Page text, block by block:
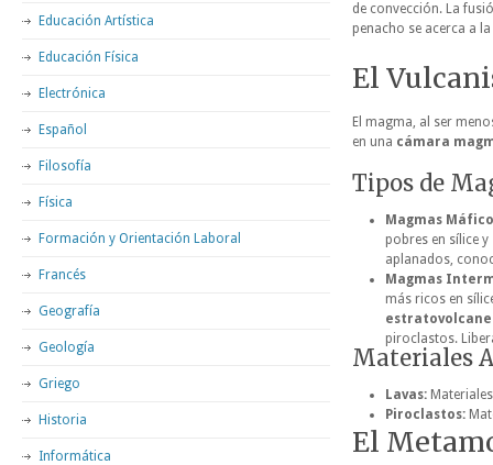
de convección. La
penacho se acerca a
El
El magma, al ser
en una cámara
Tipos de
Magmas
pobres en sílice
aplanados,
Magmas
más ricos en
piroclastos.
Materiales
Lavas:
Piroclastos:
El
Educación Artística
Educación Física
Electrónica
Español
Filosofía
Física
Formación y Orientación Laboral
Francés
Geografía
Geología
Griego
Historia
Informática